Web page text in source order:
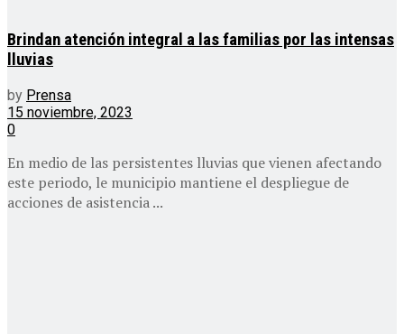
Brindan atención integral a las familias por las intensas
lluvias
by Prensa
15 noviembre, 2023
0
En medio de las persistentes lluvias que vienen afectando
este periodo, le municipio mantiene el despliegue de
acciones de asistencia ...